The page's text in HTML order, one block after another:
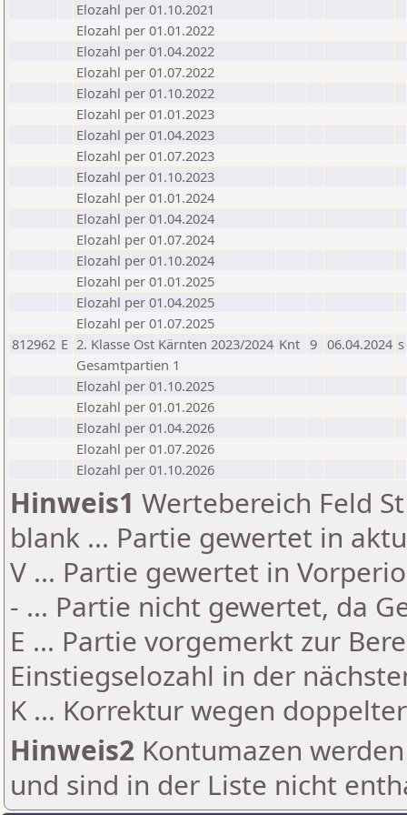
Elozahl per 01.10.2021
Elozahl per 01.01.2022
Elozahl per 01.04.2022
Elozahl per 01.07.2022
Elozahl per 01.10.2022
Elozahl per 01.01.2023
Elozahl per 01.04.2023
Elozahl per 01.07.2023
Elozahl per 01.10.2023
Elozahl per 01.01.2024
Elozahl per 01.04.2024
Elozahl per 01.07.2024
Elozahl per 01.10.2024
Elozahl per 01.01.2025
Elozahl per 01.04.2025
Elozahl per 01.07.2025
812962 E 2. Klasse Ost Kärnten 2023/2024 Knt 9 06.04.2024 s
Gesamtpartien 1
Elozahl per 01.10.2025
Elozahl per 01.01.2026
Elozahl per 01.04.2026
Elozahl per 01.07.2026
Elozahl per 01.10.2026
Hinweis1 Wertebereich Feld
blank ... Partie gewertet in
V ... Partie gewertet in
- ... Partie nicht gewertet, da
E ... Partie vorgemerkt zur
Einstiegselozahl in der
K ... Korrektur wegen
Hinweis2 Kontumazen
und sind in der Liste nicht